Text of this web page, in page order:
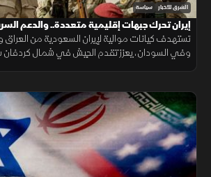
الشرق للأخبار سياسة
إيران تحرك جبهات إقليمية متعددة.. والدعم
استراتيجية
تستهدف كيانات موالية لإيران السعودية من العراق
وفي السودان، يعزز تقدم الجيش في شمال كردفان